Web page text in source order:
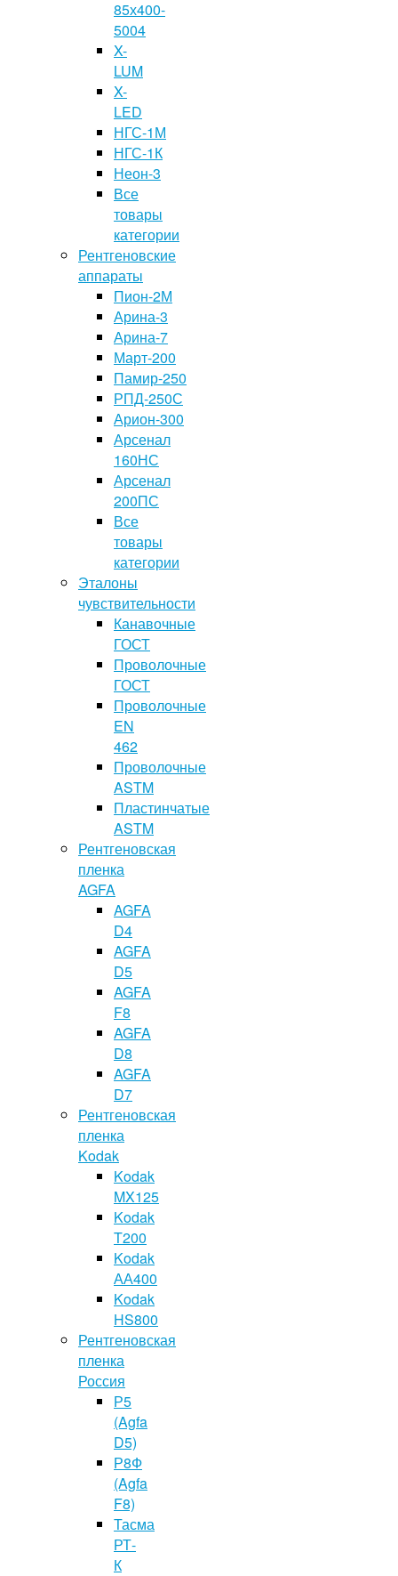
85х400-
5004
X-
LUM
X-
LED
НГС-1М
НГС-1К
Неон-3
Все
товары
категории
Рентгеновские
аппараты
Пион-2М
Арина-3
Арина-7
Март-200
Памир-250
РПД-250С
Арион-300
Арсенал
160НС
Арсенал
200ПС
Все
товары
категории
Эталоны
чувствительности
Канавочные
ГОСТ
Проволочные
ГОСТ
Проволочные
EN
462
Проволочные
ASTM
Пластинчатые
ASTM
Рентгеновская
пленка
AGFA
AGFA
D4
AGFA
D5
AGFA
F8
AGFA
D8
AGFA
D7
Рентгеновская
пленка
Kodak
Kodak
MX125
Kodak
T200
Kodak
АА400
Kodak
HS800
Рентгеновская
пленка
Россия
Р5
(Agfa
D5)
Р8Ф
(Agfa
F8)
Тасма
РТ-
К